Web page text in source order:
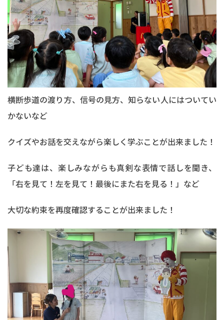
横断歩道の渡り方、信号の見方、知らない人にはついてい
かないなど
クイズやお話を交えながら楽しく学ぶことが出来ました！
子ども達は、楽しみながらも真剣な表情で話しを聞き、
「右を見て！左を見て！最後にまた右を見る！」など
大切な約束を再度確認することが出来ました！